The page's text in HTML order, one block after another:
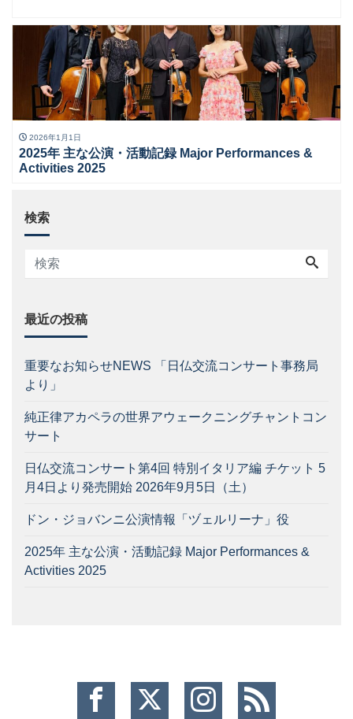
2026年1月1日
2025年 主な公演・活動記録 Major Performances &
Activities 2025
検索
最近の投稿
重要なお知らせNEWS 「日仏交流コンサート事務局
より」
純正律アカペラの世界アウェークニングチャントコン
サート
日仏交流コンサート第4回 特別イタリア編 チケット 5
月4日より発売開始 2026年9月5日（土）
ドン・ジョバンニ公演情報「ヅェルリーナ」役
2025年 主な公演・活動記録 Major Performances &
Activities 2025